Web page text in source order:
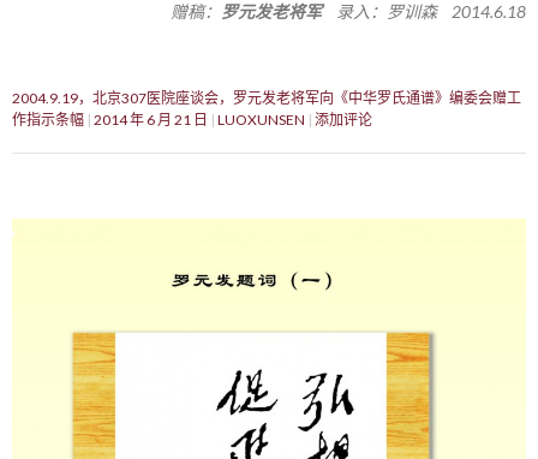
赠稿： 罗元发老将军录入：罗训森 2014.6.18
2004.9.19，北京307医院座谈会，罗元发老将军向《中华罗氏通谱》编委会赠工
作指示条幅 2014 年 6 月 21 日 LUOXUNSEN 添加评论